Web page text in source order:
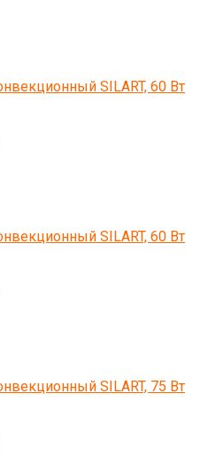
SILART, 60 Вт
SILART, 60 Вт
SILART, 75 Вт